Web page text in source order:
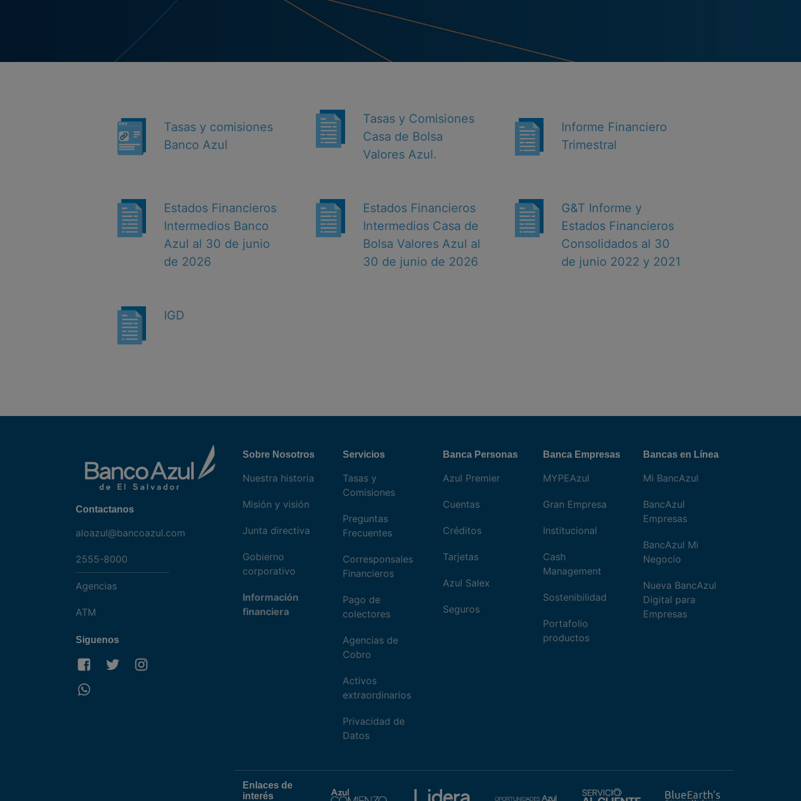
Tasas y comisiones
Banco Azul
Tasas y Comisiones
Casa de Bolsa
Valores Azul.
Informe Financiero
Trimestral
Estados Financieros
Intermedios Banco
Azul al 30 de junio
de 2026
Estados Financieros
Intermedios Casa de
Bolsa Valores Azul al
30 de junio de 2026
G&T Informe y
Estados Financieros
Consolidados al 30
de junio 2022 y 2021
IGD
Contactanos
aloazul@bancoazul.com
2555-8000
Agencias
ATM
Siguenos
Sobre Nosotros
Nuestra historia
Misión y visión
Junta directiva
Gobierno
corporativo
Información
financiera
Servicios
Tasas y
Comisiones
Preguntas
Frecuentes
Corresponsales
Financieros
Pago de
colectores
Agencias de
Cobro
Activos
extraordinarios
Privacidad de
Datos
Banca Personas
Azul Premier
Cuentas
Créditos
Tarjetas
Azul Salex
Seguros
Banca Empresas
MYPEAzul
Gran Empresa
Institucional
Cash
Management
Sostenibilidad
Portafolio
productos
Bancas en Línea
Mi BancAzul
BancAzul
Empresas
BancAzul Mi
Negocio
Nueva BancAzul
Digital para
Empresas
Enlaces de
interés